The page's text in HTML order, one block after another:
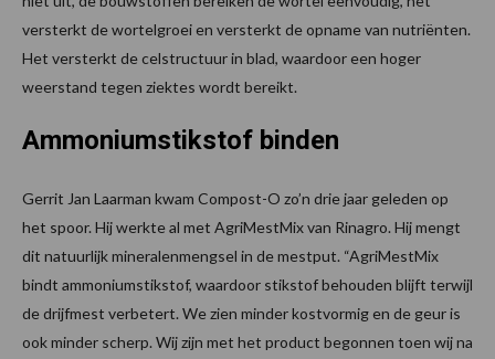
versterkt de wortelgroei en versterkt de opname van nutriënten.
Het versterkt de celstructuur in blad, waardoor een hoger
weerstand tegen ziektes wordt bereikt.
Ammoniumstikstof binden
Gerrit Jan Laarman kwam Compost-O zo’n drie jaar geleden op
het spoor. Hij werkte al met AgriMestMix van Rinagro. Hij mengt
dit natuurlijk mineralenmengsel in de mestput. “AgriMestMix
bindt ammoniumstikstof, waardoor stikstof behouden blijft terwijl
de drijfmest verbetert. We zien minder kostvormig en de geur is
ook minder scherp. Wij zijn met het product begonnen toen wij na